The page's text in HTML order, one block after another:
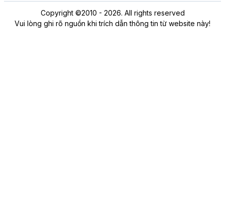
Copyright ©2010 - 2026. All rights reserved
Vui lòng ghi rõ nguồn khi trích dẫn thông tin từ website này!